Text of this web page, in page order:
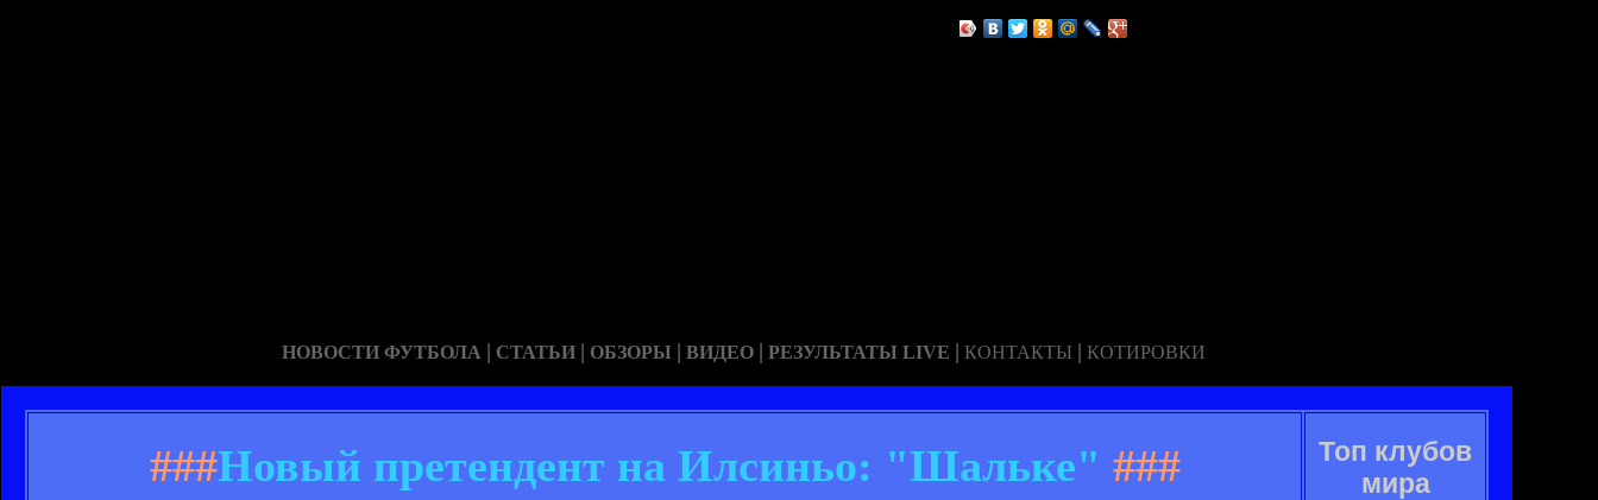
НОВОСТИ ФУТБОЛА | СТАТЬИ | ОБЗОРЫ | ВИДЕО | РЕЗУЛЬТАТЫ LIVE | КОНТАКТЫ | КОТИРОВКИ
###Новый претендент на Илсиньо: "Шальке" ###
Топ клубов
мира